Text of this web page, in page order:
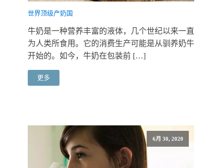
世界顶级产奶国
牛奶是一种营养丰富的液体，几个世纪以来一直
为人类所食用。它的消费生产可能是从驯养奶牛
开始的。如今，牛奶在包装前 […]
更多
6月 30, 2020